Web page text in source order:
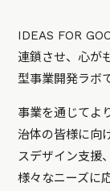
IDEAS FOR
連鎖させ、心が
型事業開発ラボ
事業を通じてよ
治体の皆様に向
スデザイン支援
様々なニーズに